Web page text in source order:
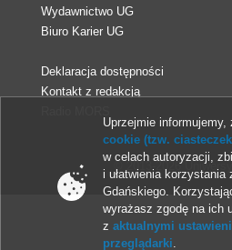
Wydawnictwo UG
Biuro Karier UG
Deklaracja dostępności
Kontakt z redakcją
© 2013-2026
Uprzejmie informujemy,
cookie (tzw.
w celach autoryzacji,
i ułatwienia
Gdańskiego.
wyrażasz zgodę na ich
zaktualnymi
przeglądarki.